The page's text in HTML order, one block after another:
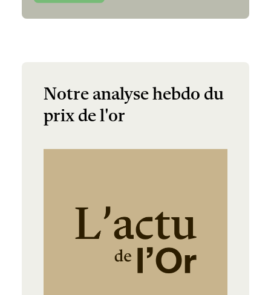
Notre analyse hebdo du
prix de l'or